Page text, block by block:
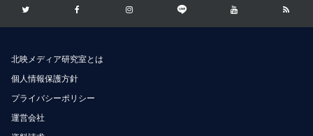
北映メディア研究室とは
個人情報保護方針
プライバシーポリシー
運営会社